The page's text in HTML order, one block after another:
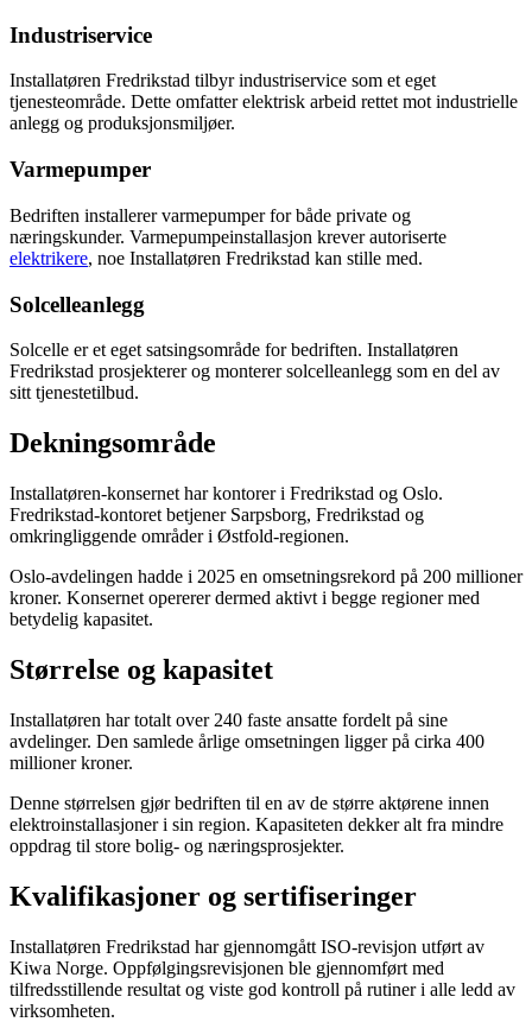
Industriservice
Installatøren Fredrikstad tilbyr industriservice som et eget
tjenesteområde. Dette omfatter elektrisk arbeid rettet mot industrielle
anlegg og produksjonsmiljøer.
Varmepumper
Bedriften installerer varmepumper for både private og
næringskunder. Varmepumpeinstallasjon krever autoriserte
elektrikere, noe Installatøren Fredrikstad kan stille med.
Solcelleanlegg
Solcelle er et eget satsingsområde for bedriften. Installatøren
Fredrikstad prosjekterer og monterer solcelleanlegg som en del av
sitt tjenestetilbud.
Dekningsområde
Installatøren-konsernet har kontorer i Fredrikstad og Oslo.
Fredrikstad-kontoret betjener Sarpsborg, Fredrikstad og
omkringliggende områder i Østfold-regionen.
Oslo-avdelingen hadde i 2025 en omsetningsrekord på 200 millioner
kroner. Konsernet opererer dermed aktivt i begge regioner med
betydelig kapasitet.
Størrelse og kapasitet
Installatøren har totalt over 240 faste ansatte fordelt på sine
avdelinger. Den samlede årlige omsetningen ligger på cirka 400
millioner kroner.
Denne størrelsen gjør bedriften til en av de større aktørene innen
elektroinstallasjoner i sin region. Kapasiteten dekker alt fra mindre
oppdrag til store bolig- og næringsprosjekter.
Kvalifikasjoner og sertifiseringer
Installatøren Fredrikstad har gjennomgått ISO-revisjon utført av
Kiwa Norge. Oppfølgingsrevisjonen ble gjennomført med
tilfredsstillende resultat og viste god kontroll på rutiner i alle ledd av
virksomheten.